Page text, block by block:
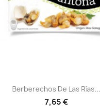
Vista rápida
Berberechos De Las Rías...
7,65 €